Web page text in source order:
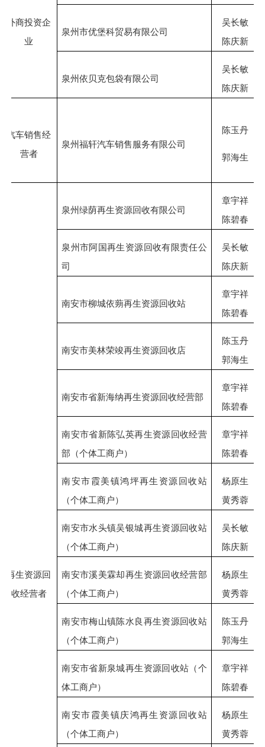
外商投资企
业
泉州市优堡科贸易有限公司
吴长敏
陈庆新
泉州依贝克包袋有限公司
吴长敏
陈庆新
汽车销售经
营者
泉州福轩汽车销售服务有限公司
陈玉丹
郭海生
再生资源回
收经营者
泉州绿荫再生资源回收有限公司
章宇祥
陈碧春
泉州市阿国再生资源回收有限责任公
司
吴长敏
陈庆新
南安市柳城依蒴再生资源回收站
章宇祥
陈碧春
南安市美林荣竣再生资源回收店
陈玉丹
郭海生
南安市省新海纳再生资源回收经营部
章宇祥
陈碧春
南安市省新陈弘英再生资源回收经营
部（个体工商户）
章宇祥
陈碧春
南安市霞美镇鸿坪再生资源回收站
（个体工商户）
杨原生
黄秀蓉
南安市水头镇吴银城再生资源回收站
（个体工商户）
吴长敏
陈庆新
南安市溪美霖却再生资源回收经营部
（个体工商户）
杨原生
黄秀蓉
南安市梅山镇陈水良再生资源回收站
（个体工商户）
陈玉丹
郭海生
南安市省新泉城再生资源回收站（个
体工商户）
章宇祥
陈碧春
南安市霞美镇庆鸿再生资源回收站
（个体工商户）
杨原生
黄秀蓉